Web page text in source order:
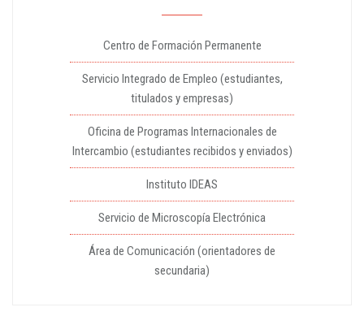
Centro de Formación Permanente
Servicio Integrado de Empleo (estudiantes,
titulados y empresas)
Oficina de Programas Internacionales de
Intercambio (estudiantes recibidos y enviados)
Instituto IDEAS
Servicio de Microscopía Electrónica
Área de Comunicación (orientadores de
secundaria)